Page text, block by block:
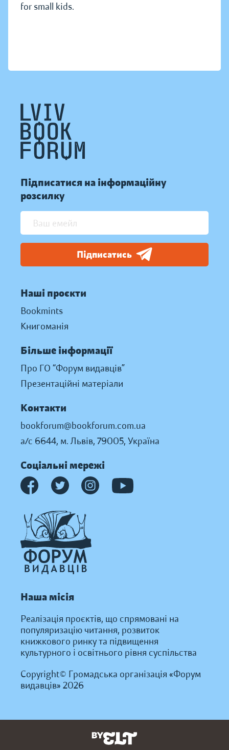
for small kids.
Підписатися на інформаційну
розсилку
Підписатись
Наші проєкти
Bookmints
Книгоманія
Більше інформації
Про ГО “Форум видавців”
Презентаційні матеріали
Контакти
bookforum@bookforum.com.ua
а/с 6644, м. Львів, 79005, Україна
Соціальні мережі
Наша місія
Реалізація проєктів, що спрямовані на
популяризацію читання, розвиток
книжкового ринку та підвищення
культурного і освітнього рівня суспільства
Copyright© Громадська організація «Форум
видавців» 2026